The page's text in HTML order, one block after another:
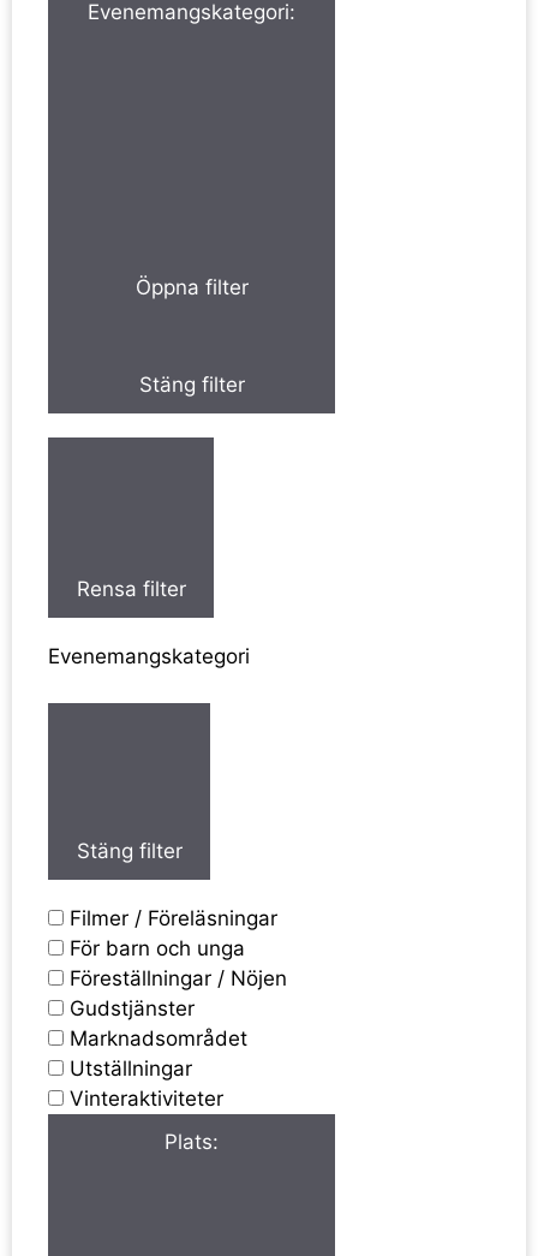
Evenemangskategori:
Öppna filter
Stäng filter
Rensa filter
Evenemangskategori
Stäng filter
Filmer / Föreläsningar
För barn och unga
Föreställningar / Nöjen
Gudstjänster
Marknadsområdet
Utställningar
Vinteraktiviteter
Plats: